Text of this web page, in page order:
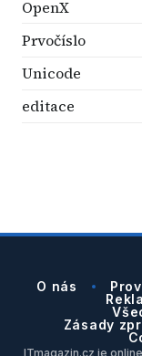
OpenX
Prvočíslo
Unicode
editace
O nás
Zásady
ITmagazin.cz je